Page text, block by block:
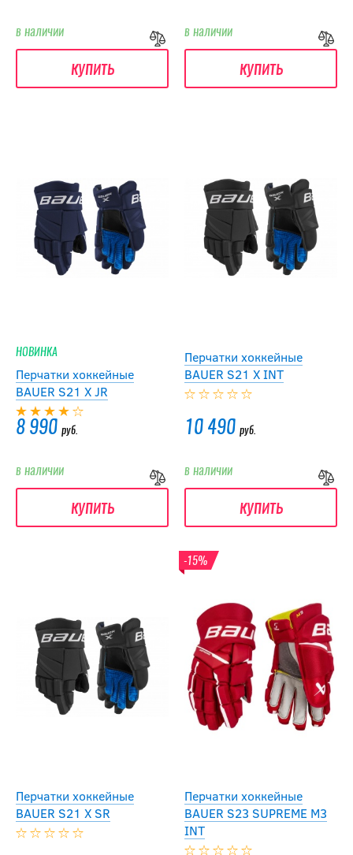
в наличии
купить
в наличии
купить
НОВИНКА
Перчатки хоккейные
BAUER S21 X JR
8 990 руб.
в наличии
купить
Перчатки хоккейные
BAUER S21 X INT
10 490 руб.
в наличии
купить
Перчатки хоккейные
BAUER S21 X SR
-15%
Перчатки хоккейные
BAUER S23 SUPREME M3
INT